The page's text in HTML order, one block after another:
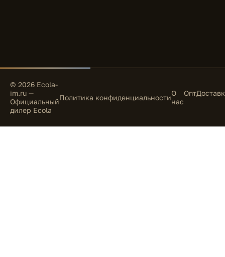
© 2026 Ecola-
im.ru —
Официальный
дилер Ecola
Политика конфиденциальностиО
нас
Опт